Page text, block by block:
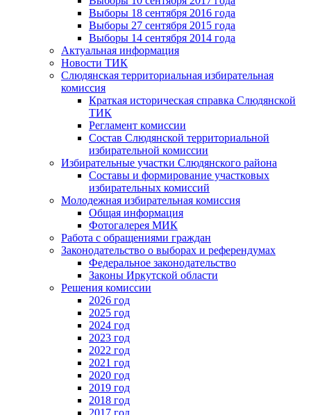
Выборы 18 сентября 2016 года
Выборы 27 сентября 2015 года
Выборы 14 сентября 2014 года
Актуальная информация
Новости ТИК
Слюдянская территориальная избирательная
комиссия
Краткая историческая справка Слюдянской
ТИК
Регламент комиссии
Состав Слюдянской территориальной
избирательной комиссии
Избирательные участки Слюдянского района
Составы и формирование участковых
избирательных комиссий
Молодежная избирательная комиссия
Общая информация
Фотогалерея МИК
Работа с обращениями граждан
Законодательство о выборах и референдумах
Федеральное законодательство
Законы Иркутской области
Решения комиссии
2026 год
2025 год
2024 год
2023 год
2022 год
2021 год
2020 год
2019 год
2018 год
2017 год